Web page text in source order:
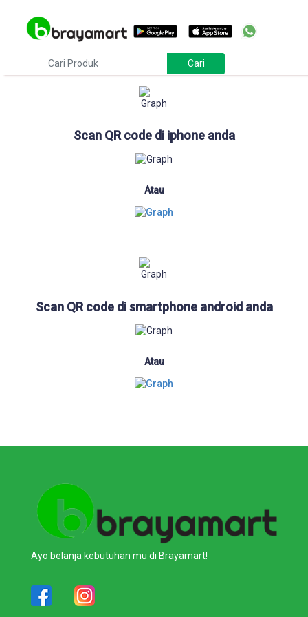
Download
Scan QR code di iphone anda
Atau
Scan QR code di smartphone android anda
Atau
Ayo belanja kebutuhan mu di Brayamart!